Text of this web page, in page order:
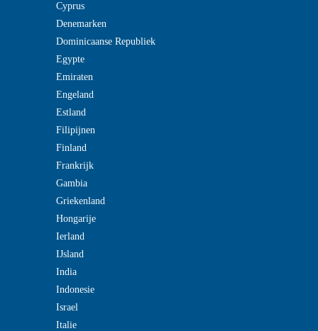
Cyprus
Denemarken
Dominicaanse Republiek
Egypte
Emiraten
Engeland
Estland
Filipijnen
Finland
Frankrijk
Gambia
Griekenland
Hongarije
Ierland
IJsland
India
Indonesie
Israel
Italie